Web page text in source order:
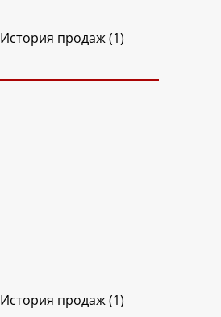
История продаж (1)
История продаж (1)